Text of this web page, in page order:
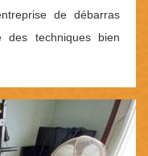
de débarras
techniques bien